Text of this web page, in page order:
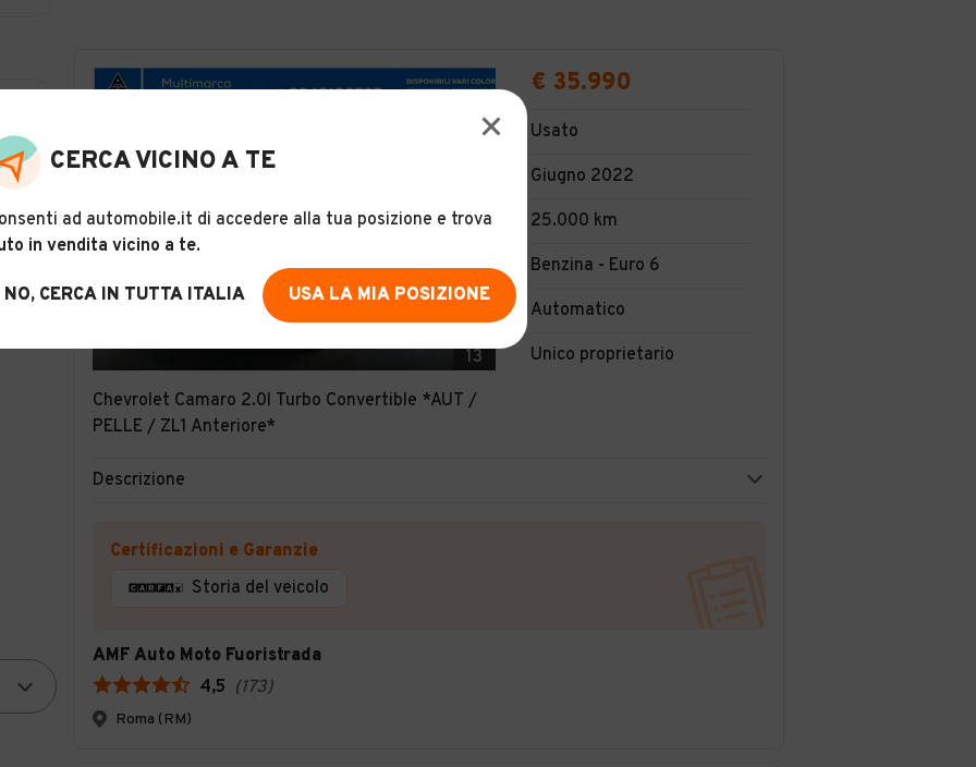
13
Chevrolet Camaro 2.0l Turbo Convertible *AUT /
PELLE / ZL1 Anteriore*
€ 35.990
Usato
Giugno 2022
25.000 km
Benzina - Euro 6
Automatico
Unico proprietario
Descrizione
Certificazioni e Garanzie
Storia del veicolo
AMF Auto Moto Fuoristrada
4,5 (173)
Roma (RM)
CERCA VICINO A TE
ad automobile.it di accedere alla tua posizione e trova
in vendita vicino a te.
NO, CERCA IN TUTTA ITALIA USA LA MIA POSIZIONE